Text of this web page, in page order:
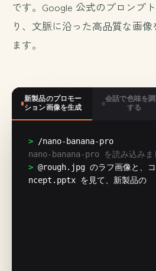
です。Google 公式のプロンプ
り、文脈に沿った高品質な画
ます。
新製品のプロモー
ション画像を生成
会話で色味を
する
>
/nano-banana-pro
nano-banana-pro を読み込みま
> @rough.jpg のラフ画像と、
ncept.pptx を見て、新製品の蜂